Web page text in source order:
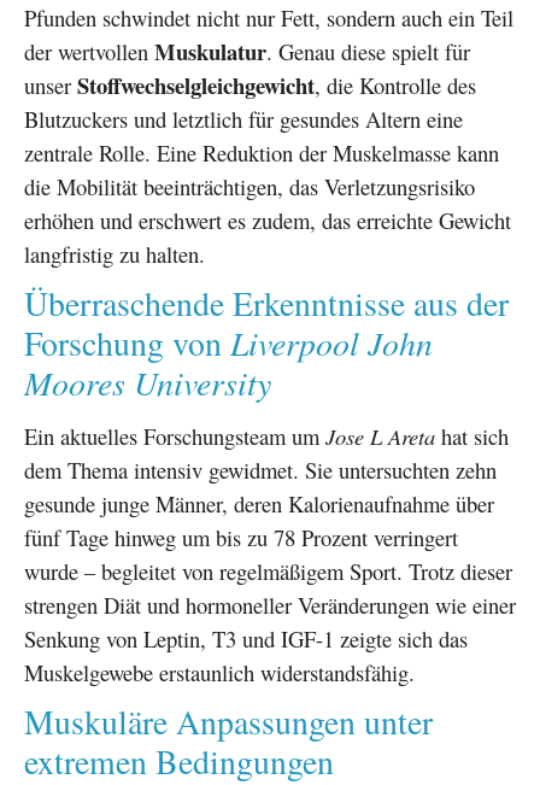
Pfunden schwindet nicht nur Fett, sondern auch ein Teil
der wertvollen Muskulatur. Genau diese spielt für
unser Stoffwechselgleichgewicht, die Kontrolle des
Blutzuckers und letztlich für gesundes Altern eine
zentrale Rolle. Eine Reduktion der Muskelmasse kann
die Mobilität beeinträchtigen, das Verletzungsrisiko
erhöhen und erschwert es zudem, das erreichte Gewicht
langfristig zu halten.
Überraschende Erkenntnisse aus der
Forschung vonLiverpool John
Moores University
Ein aktuelles Forschungsteam um Jose L Areta hat sich
dem Thema intensiv gewidmet. Sie untersuchten zehn
gesunde junge Männer, deren Kalorienaufnahme über
fünf Tage hinweg um bis zu 78 Prozent verringert
wurde – begleitet von regelmäßigem Sport. Trotz dieser
strengen Diät und hormoneller Veränderungen wie einer
Senkung von Leptin, T3 und IGF-1 zeigte sich das
Muskelgewebe erstaunlich widerstandsfähig.
Muskuläre Anpassungen unter
extremen Bedingungen